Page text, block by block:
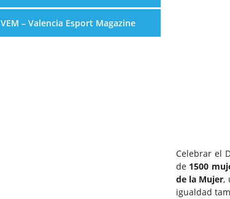
Celebrar el
de 1500
de la Mujer,
igualdad
VEM – Valencia Esport Magazine